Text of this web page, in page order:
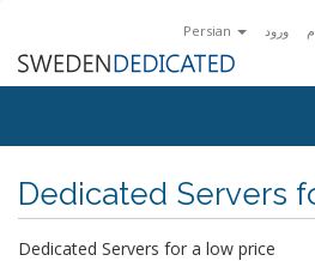
Persian ورود
Dedicated Servers
Dedicated Servers for a low price